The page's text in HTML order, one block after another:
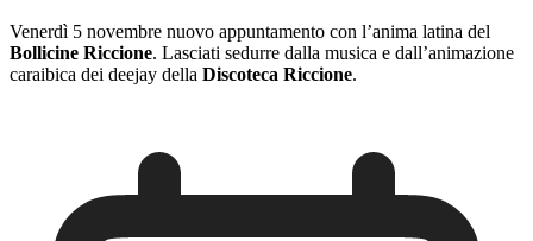
Venerdì 5 novembre nuovo appuntamento con l’anima latina del
Bollicine Riccione. Lasciati sedurre dalla musica e dall’animazione
caraibica dei deejay della Discoteca Riccione.